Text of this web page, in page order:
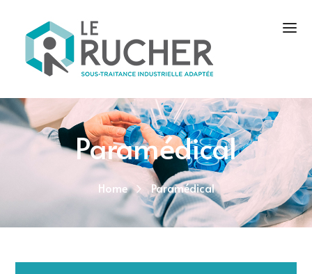
Paramédical
Home Paramédical